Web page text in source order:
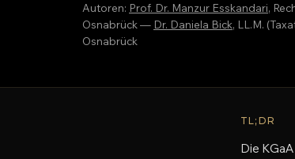
Autoren: Prof. Dr. Manzur Esskandari,
Osnabrück — Dr. Daniela Bick, LL.M.
Osnabrück
TL;DR
Die